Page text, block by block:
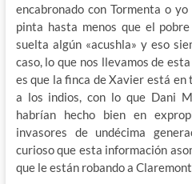
encabronado con Tormenta o
pinta hasta menos que el
suelta algún «acushla» y eso
caso, lo que nos llevamos de
es que la finca de Xavier está
a los indios, con lo que Dani
habrían hecho bien en
invasores de undécima
curioso que esta información
que le están robando a